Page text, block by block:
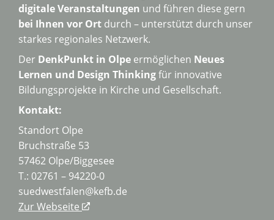
digitale Veranstaltungen und führen diese gern
bei Ihnen vor Ort durch – unterstützt durch unser
starkes regionales Netzwerk.
Der DenkPunkt in Olpe ermöglichen Neues
Lernen und Design Thinkingfür innovative
Bildungsprojekte in Kirche und Gesellschaft.
Kontakt:
Standort Olpe
Bruchstraße 53
57462 Olpe/Biggesee
T.: 02761 – 94220-0
suedwestfalen@kefb.de
Zur Webseite